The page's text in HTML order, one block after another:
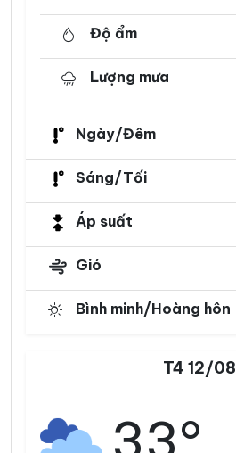
Độ ẩm
Lượng mưa
Ngày/Đêm
Sáng/Tối
Áp suất
Gió
Bình minh/Hoàng hôn
T4 12/08